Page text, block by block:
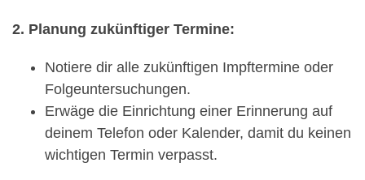
2. Planung zukünftiger Termine:
Notiere dir alle zukünftigen Impftermine oder
Folgeuntersuchungen.
Erwäge die Einrichtung einer Erinnerung auf
deinem Telefon oder Kalender, damit du keinen
wichtigen Termin verpasst.